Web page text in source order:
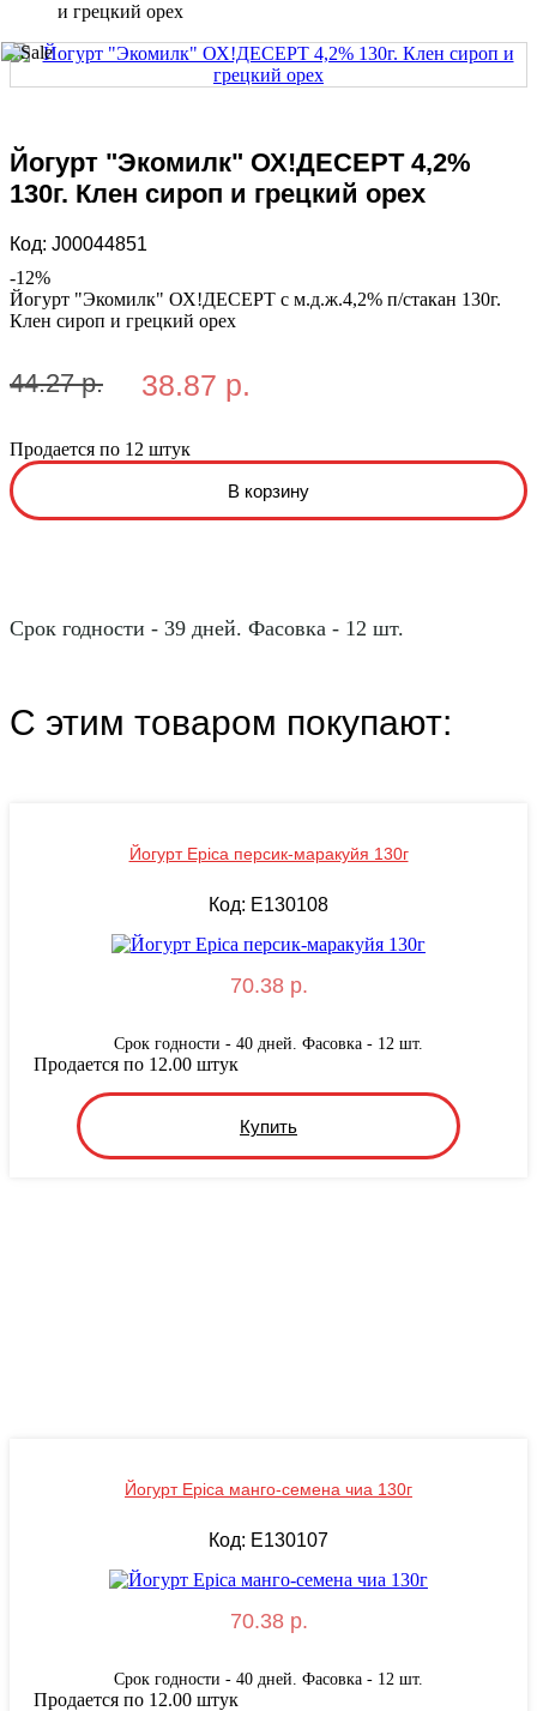
и грецкий орех
Йогурт "Экомилк" ОХ!ДЕСЕРТ 4,2%
130г. Клен сироп и грецкий орех
Код: J00044851
-12%
Йогурт "Экомилк" ОХ!ДЕСЕРТ с м.д.ж.4,2% п/стакан 130г.
Клен сироп и грецкий орех
44.27 р. 38.87 р.
Продается по 12 штук
Срок годности - 39 дней. Фасовка - 12 шт.
С этим товаром покупают:
Йогурт Epica персик-маракуйя 130г
Код: E130108
70.38 р.
Срок годности - 40 дней. Фасовка - 12 шт.
Купить
Продается по 12.00 штук
Йогурт Epica манго-семена чиа 130г
Код: E130107
70.38 р.
Срок годности - 40 дней. Фасовка - 12 шт.
Продается по 12.00 штук